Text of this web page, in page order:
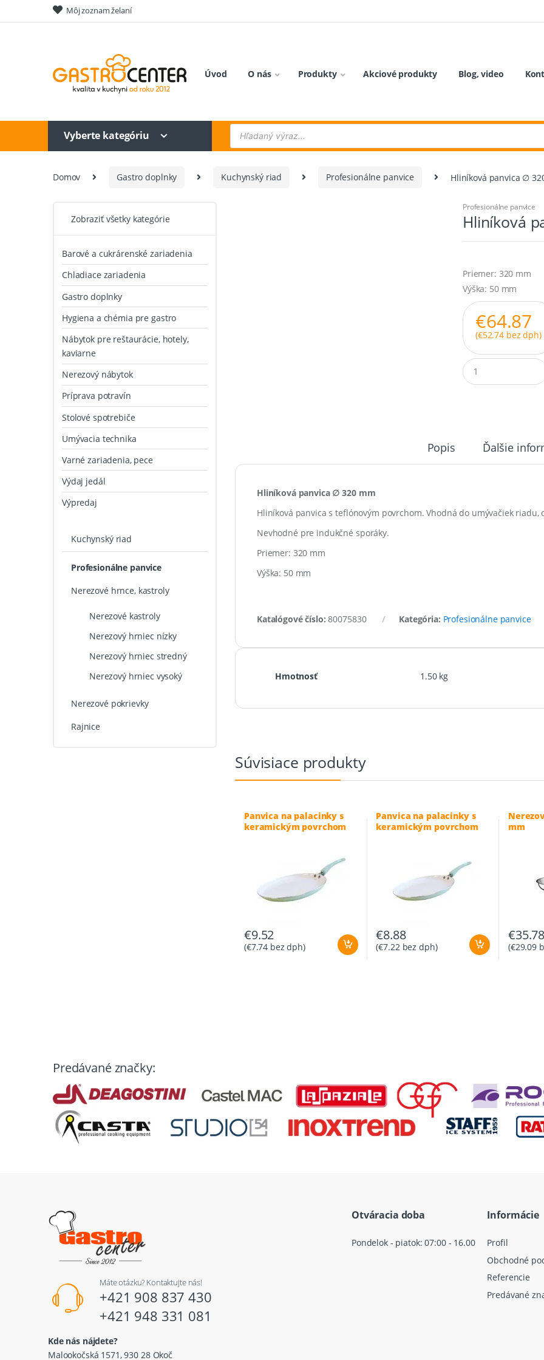
to
to
Môj zoznam želaní
Úvod O nás Produkty Akciové produkty Blog, video
Vyberte kategóriu
Products
search
Domov Gastro doplnky Kuchynský riad Profesionálne panvice Hliníková panvica ∅
Profesionálne panvice
Hliníková
Priemer: 320 mm
Výška: 50 mm
€64.87
(€52.74 bez dph)
Q
u
Popis Ďalšie
Hliníková panvica ∅ 320 mm
Hliníková panvica s teflónovým povrchom. Vhodná do umývačiek riadu,
Nevhodné pre indukčné sporáky.
Priemer: 320 mm
Výška: 50 mm
Katalógové číslo:80075830 Kategória: Profesionálne panvice
Hmotnosť 1.50 kg
Súvisiace produkty
Panvica na palacinky s
keramickým povrchom
€9.52
(€7.74 bez dph)
Panvica na palacinky s
keramickým povrchom
€8.88
(€7.22bez dph)
mm
€35.78
(€29.09
Zobraziť všetky kategórie
Barové a cukrárenské zariadenia
Chladiace zariadenia
Gastro doplnky
Hygiena a chémia pre gastro
Nábytok pre reštaurácie, hotely,
kaviarne
Nerezový nábytok
Príprava potravín
Stolové spotrebiče
Umývacia technika
Varné zariadenia, pece
Výdaj jedál
Výpredaj
Kuchynský riad
Profesionálne panvice
Nerezové hrnce, kastroly
Nerezové kastroly
Nerezový hrniec nízky
Nerezový hrniec stredný
Nerezový hrniec vysoký
Nerezové pokrievky
Rajnice
Predávané značky:
Máte otázku? Kontaktujte nás!
+421 908 837 430
+421 948 331 081
Kde nás nájdete?
Malookočská 1571, 930 28 Okoč
Otváracia doba
Pondelok - piatok: 07:00 - 16.00
Informácie
Profil
Obchodné
Referencie
Predávané